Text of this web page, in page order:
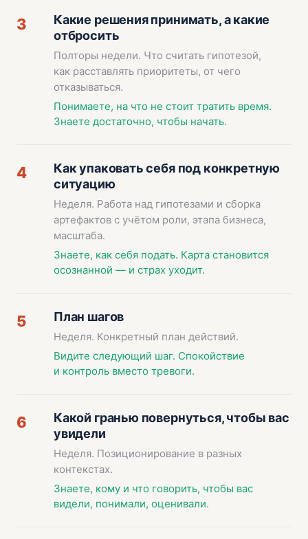
3
Какие решения принимать, а какие
отбросить
Полторы недели. Что считать гипотезой,
как расставлять приоритеты, от чего
отказываться.
Понимаете, на что не стоит тратить время.
Знаете достаточно, чтобы начать.
4
Как упаковать себя под конкретную
ситуацию
Неделя. Работа над гипотезами и сборка
артефактов с учётом роли, этапа бизнеса,
масштаба.
Знаете, как себя подать. Карта становится
осознанной — и страх уходит.
5 План шагов
Неделя. Конкретный план действий.
Видите следующий шаг. Спокойствие
и контроль вместо тревоги.
6
Какой гранью повернуться, чтобы вас
увидели
Неделя. Позиционирование в разных
контекстах.
Знаете, кому и что говорить, чтобы вас
видели, понимали, оценивали.